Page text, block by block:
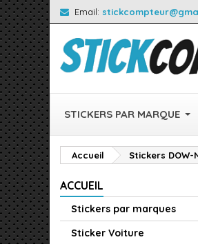
Email:
STICKERS PAR MARQUE
Accueil Stickers DOW-
ACCUEIL
Stickers par marques
Sticker Voiture